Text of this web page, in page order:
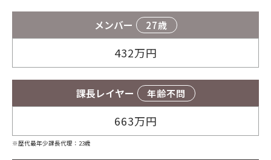
メンバー 27歳
432万円
課長レイヤー 年齢不問
663万円
※歴代最年少課長代理：23歳